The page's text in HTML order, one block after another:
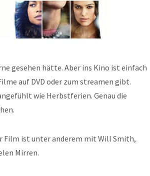
gesehen hätte. Aber ins Kino ist einfach
auf DVD oder zum streamen gibt.
wie Herbstferien. Genau die
Film ist unter anderem mit Will Smith,
Mirren.